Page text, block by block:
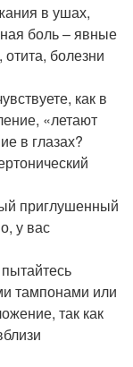
в ушах,
боль – явные
болезни
как в
«летают
в глазах?
приглушенный
у вас
тампонами или
так как